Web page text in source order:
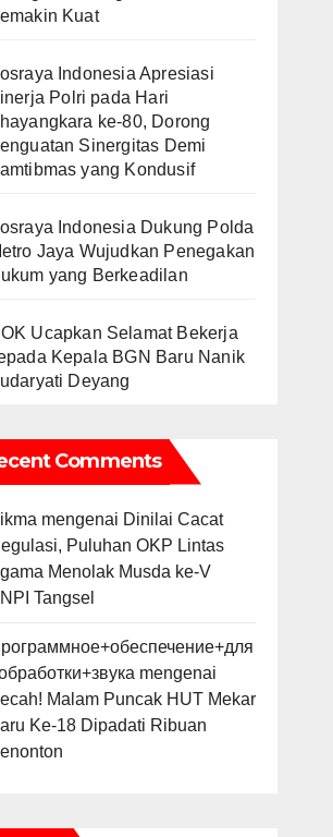
Kuat
Indonesia Apresiasi
Polri pada Hari
ke-80, Dorong
Sinergitas Demi
yang Kondusif
Indonesia Dukung Polda
Jaya Wujudkan Penegakan
yang Berkeadilan
Ucapkan Selamat Bekerja
Kepala BGN Baru Nanik
Deyang
Comments
mengenai Dinilai Cacat
Puluhan OKP Lintas
Menolak Musda ke-V
Tangsel
mengenai
Malam Puncak HUT Mekar
Ke-18 Dipadati Ribuan